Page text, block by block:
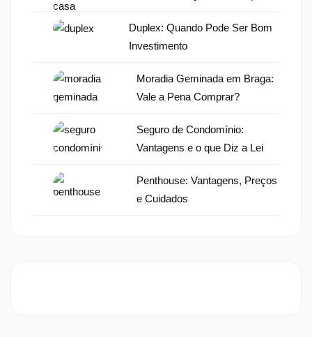
Duplex: Quando Pode Ser Bom
Investimento
Moradia Geminada em Braga:
Vale a Pena Comprar?
Seguro de Condomínio:
Vantagens e o que Diz a Lei
Penthouse: Vantagens, Preços
e Cuidados